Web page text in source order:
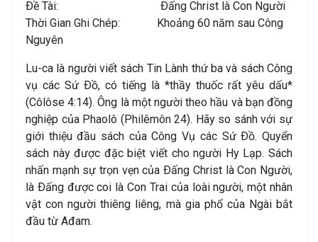
Ðề Tài: Ðấng Christ là Con Người
Thời Gian Ghi Chép: Khoảng 60 năm sau Công
Nguyên
Lu-ca là người viết sách Tin Lành thứ ba và sách Công
vụ các Sứ Ðồ, có tiếng là *thầy thuốc rất yêu dấu*
(Côlôse 4:14). Ông là một người theo hầu và bạn đồng
nghiệp của Phaolô (Philêmôn 24). Hãy so sánh với sự
giới thiệu đầu sách của Công Vụ các Sứ Ðồ. Quyển
sách này được đặc biệt viết cho người Hy Lạp. Sách
nhấn mạnh sự trọn vẹn của Ðấng Christ là Con Người,
là Ðấng được coi là Con Trai của loài người, một nhân
vật con người thiêng liêng, mà gia phổ của Ngài bắt
đầu từ Ađam.